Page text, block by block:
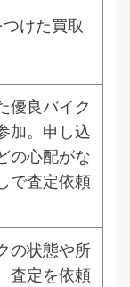
けた買取
優良バイク
加。申し込
の心配がな
で査定依頼
の状態や所
査定を依頼